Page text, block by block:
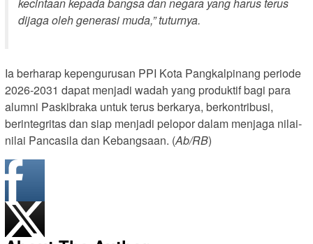
dijaga oleh generasi muda,”tuturnya.
Ia berharap kepengurusan PPI Kota Pangkalpinang periode
2026-2031 dapat menjadi wadah yang produktif bagi para
alumni Paskibraka untuk terus berkarya, berkontribusi,
berintegritas dan siap menjadi pelopor dalam menjaga nilai-
nilai Pancasila dan Kebangsaan. (Ab/RB)